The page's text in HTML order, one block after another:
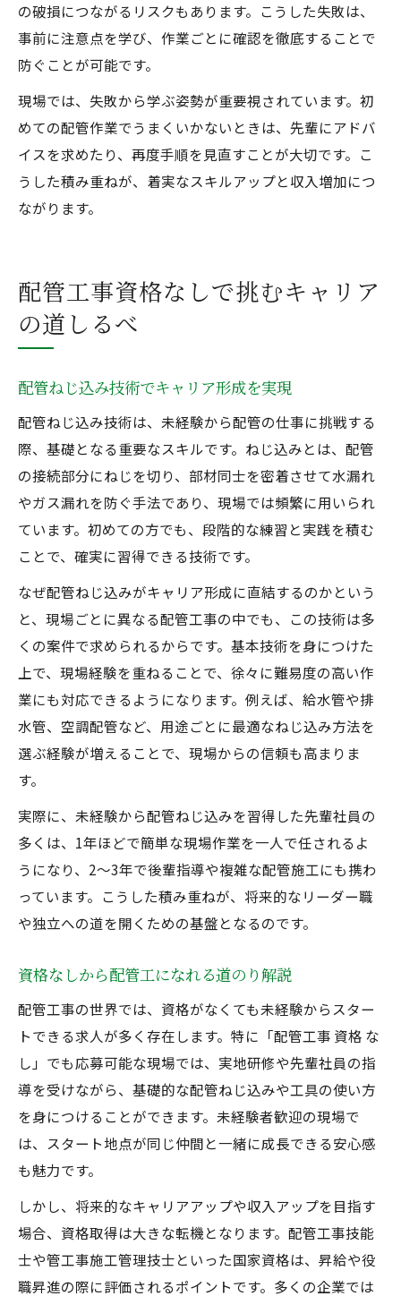
の破損につながるリスクもあります。こうした失敗は、
事前に注意点を学び、作業ごとに確認を徹底することで
防ぐことが可能です。
現場では、失敗から学ぶ姿勢が重要視されています。初
めての配管作業でうまくいかないときは、先輩にアドバ
イスを求めたり、再度手順を見直すことが大切です。こ
うした積み重ねが、着実なスキルアップと収入増加につ
ながります。
配管工事資格なしで挑むキャリア
の道しるべ
配管ねじ込み技術でキャリア形成を実現
配管ねじ込み技術は、未経験から配管の仕事に挑戦する
際、基礎となる重要なスキルです。ねじ込みとは、配管
の接続部分にねじを切り、部材同士を密着させて水漏れ
やガス漏れを防ぐ手法であり、現場では頻繁に用いられ
ています。初めての方でも、段階的な練習と実践を積む
ことで、確実に習得できる技術です。
なぜ配管ねじ込みがキャリア形成に直結するのかという
と、現場ごとに異なる配管工事の中でも、この技術は多
くの案件で求められるからです。基本技術を身につけた
上で、現場経験を重ねることで、徐々に難易度の高い作
業にも対応できるようになります。例えば、給水管や排
水管、空調配管など、用途ごとに最適なねじ込み方法を
選ぶ経験が増えることで、現場からの信頼も高まりま
す。
実際に、未経験から配管ねじ込みを習得した先輩社員の
多くは、1年ほどで簡単な現場作業を一人で任されるよ
うになり、2〜3年で後輩指導や複雑な配管施工にも携わ
っています。こうした積み重ねが、将来的なリーダー職
や独立への道を開くための基盤となるのです。
資格なしから配管工になれる道のり解説
配管工事の世界では、資格がなくても未経験からスター
トできる求人が多く存在します。特に「配管工事 資格 な
し」でも応募可能な現場では、実地研修や先輩社員の指
導を受けながら、基礎的な配管ねじ込みや工具の使い方
を身につけることができます。未経験者歓迎の現場で
は、スタート地点が同じ仲間と一緒に成長できる安心感
も魅力です。
しかし、将来的なキャリアアップや収入アップを目指す
場合、資格取得は大きな転機となります。配管工事技能
士や管工事施工管理技士といった国家資格は、昇給や役
職昇進の際に評価されるポイントです。多くの企業では